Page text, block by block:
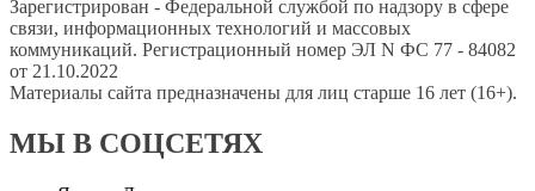
Зарегистрирован - Федеральной службой по надзору в сфере
связи, информационных технологий и массовых
коммуникаций. Регистрационный номер ЭЛ N ФС 77 - 84082
от 21.10.2022
Материалы сайта предназначены для лиц старше 16 лет (16+).
МЫ В СОЦСЕТЯХ